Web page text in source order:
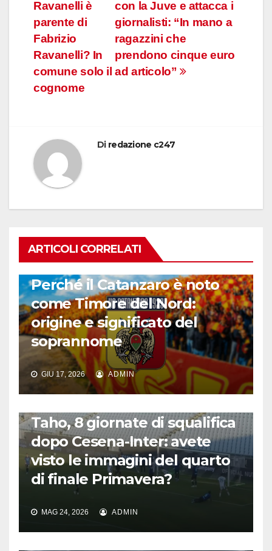
articoli
con la Juve e attacca i
giornalisti: “In mano a
ragazzini che
prendono cinque euro
ad articolo”
Ravanelli è
parente di
Fabrizio
Ravanelli? In
comune solo il
cognome
Di redazione c247
ARTICOLI CORRELATI
Perché il Catanzaro è noto
come Timore del Nord:
origine e significato del
soprannome
GIU 17, 2026 ADMIN
Taho, 8 giornate di squalifica
dopo Cesena-Inter: avete
visto le immagini del quarto
di finale Primavera?
MAG 24, 2026 ADMIN